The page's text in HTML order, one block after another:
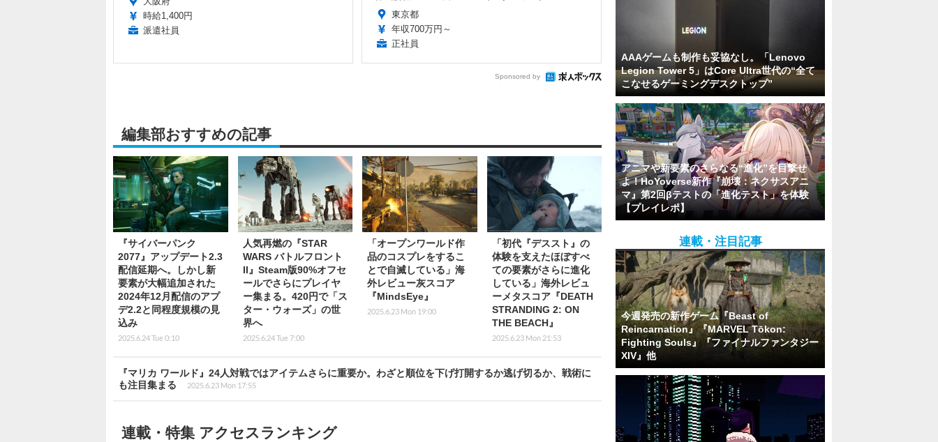
時給1,400円
派遣社員
東京都
年収700万円～
正社員
Sponsored by
編集部おすすめの記事
『サイバーパンク
2077』アップデート2.3
配信延期へ。しかし新
要素が大幅追加された
2024年12月配信のアプ
デ2.2と同程度規模の見
込み
2025.6.24 Tue 0:10
人気再燃の『STAR
WARS バトルフロント
II』Steam版90%オフセ
ールでさらにプレイヤ
ー集まる。420円で「ス
ター・ウォーズ」の世
界へ
2025.6.24 Tue 7:00
「オープンワールド作
品のコスプレをするこ
とで自滅している」海
外レビュー灰スコア
『MindsEye』
2025.6.23 Mon 19:00
「初代『デススト』の
体験を支えたほぼすべ
ての要素がさらに進化
している」海外レビュ
ーメタスコア『DEATH
STRANDING 2: ON
THE BEACH』
2025.6.23 Mon 21:53
『マリカ ワールド』24人対戦ではアイテムさらに重要か。わざと順位を下げ打開するか逃げ切るか、戦術に
も注目集まる
2025.6.23 Mon 17:55
連載・特集 アクセスランキング
AAAゲームも制作も妥協なし。「Lenovo
Legion Tower 5」はCore Ultra世代の“全て
こなせるゲーミングデスクトップ”
アニマや新要素のさらなる“進化”を目撃せ
よ！HoYoverse新作『崩壊：ネクサスアニ
マ』第2回βテストの「進化テスト」を体験
【プレイレポ】
連載・注目記事
今週発売の新作ゲーム『Beast of
Reincarnation』『MARVEL Tōkon:
Fighting Souls』『ファイナルファンタジー
XIV』他